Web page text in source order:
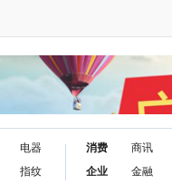
电器
指纹
消费
企业
商讯
金融